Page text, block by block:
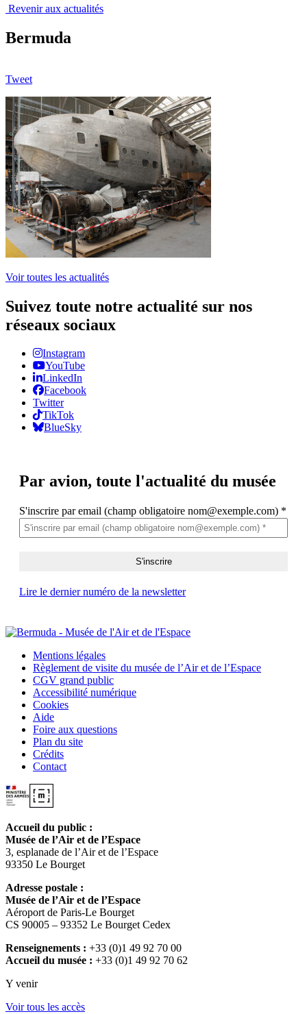
Revenir aux actualités
Bermuda
Tweet
Voir toutes les actualités
Suivez toute notre actualité sur nos
réseaux sociaux
Instagram
YouTube
LinkedIn
Facebook
Twitter
TikTok
BlueSky
Par avion, toute l'actualité du musée
S'inscrire par email (champ obligatoire nom@exemple.com) *
Lire le dernier numéro de la newsletter
Mentions légales
Règlement de visite du musée de l’Air et de l’Espace
CGV grand public
Accessibilité numérique
Cookies
Aide
Foire aux questions
Plan du site
Crédits
Contact
Accueil du public :
Musée de l’Air et de l’Espace
3, esplanade de l’Air et de l’Espace
93350 Le Bourget
Adresse postale :
Musée de l’Air et de l’Espace
Aéroport de Paris-Le Bourget
CS 90005 – 93352 Le Bourget Cedex
Renseignements : +33 (0)1 49 92 70 00
Accueil du musée : +33 (0)1 49 92 70 62
Y venir
Voir tous les accès